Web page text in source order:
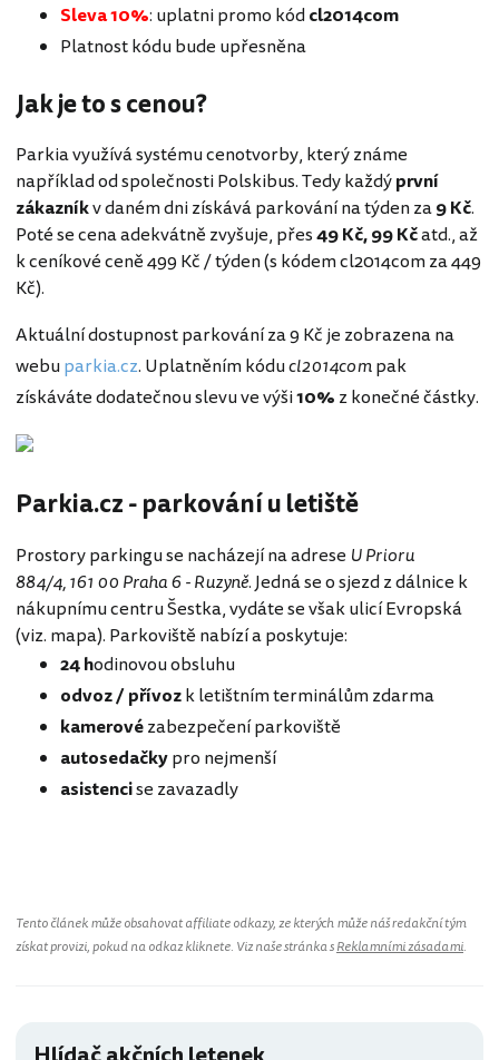
Sleva 10%: uplatni promo kódcl2014com
Platnost kódu bude upřesněna
Jak je to s cenou?
Parkia využívá systému cenotvorby, který známe
například od společnosti Polskibus. Tedy každýprvní
zákazníkv daném dni získává parkování na týden za9 Kč.
Poté se cena adekvátně zvyšuje, přes49 Kč, 99 Kčatd., až
k ceníkové ceně 499 Kč / týden (s kódem cl2014com za 449
Kč).
Aktuální dostupnost parkování za 9 Kč je zobrazena na
webuparkia.cz. Uplatněním kóducl2014compak
získáváte dodatečnou slevu ve výši10% z konečné částky.
Parkia.cz - parkování u letiště
Prostory parkingu se nacházejí na adrese U Prioru
884/4, 161 00 Praha 6 - Ruzyně. Jedná se o sjezd z dálnice k
nákupnímu centru Šestka, vydáte se však ulicí Evropská
(viz. mapa). Parkoviště nabízí a poskytuje:
24 hodinovou obsluhu
odvoz / přívozk letištním terminálům zdarma
kamerovézabezpečení parkoviště
autosedačkypro nejmenší
asistencise zavazadly
Tento článek může obsahovat affiliate odkazy, ze kterých může náš redakční tým
získat provizi, pokud na odkaz kliknete. Viz naše stránka sReklamními zásadami.